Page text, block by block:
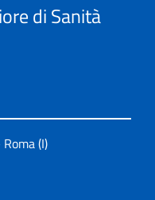
di Sanità
(I)